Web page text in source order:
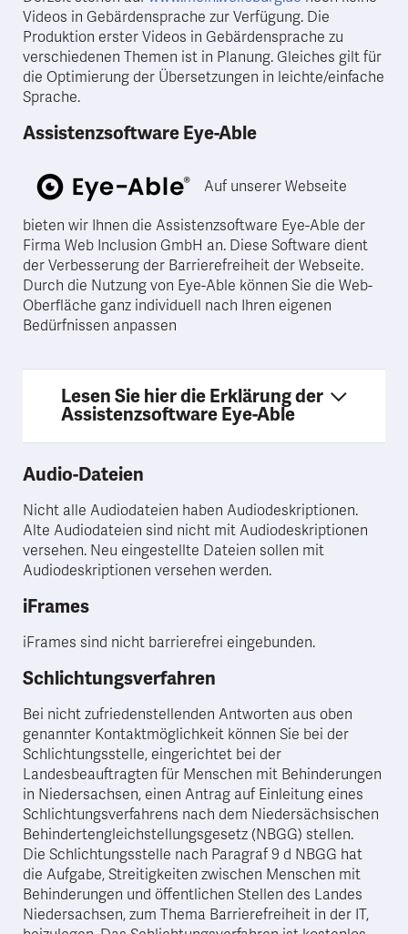
Videos in Gebärdensprache zur Verfügung. Die
Produktion erster Videos in Gebärdensprache zu
verschiedenen Themen ist in Planung. Gleiches gilt für
die Optimierung der Übersetzungen in leichte/einfache
Sprache.
Assistenzsoftware Eye-Able
Auf unserer Webseite
bieten wir Ihnen die Assistenzsoftware Eye-Able der
Firma Web Inclusion GmbH an. Diese Software dient
der Verbesserung der Barrierefreiheit der Webseite.
Durch die Nutzung von Eye-Able können Sie die Web-
Oberfläche ganz individuell nach Ihren eigenen
Bedürfnissen anpassen
Lesen Sie hier die Erklärung der
Assistenzsoftware Eye-Able
Audio-Dateien
Nicht alle Audiodateien haben Audiodeskriptionen.
Alte Audiodateien sind nicht mit Audiodeskriptionen
versehen. Neu eingestellte Dateien sollen mit
Audiodeskriptionen versehen werden.
iFrames
iFrames sind nicht barrierefrei eingebunden.
Schlichtungsverfahren
Bei nicht zufriedenstellenden Antworten aus oben
genannter Kontaktmöglichkeit können Sie bei der
Schlichtungsstelle, eingerichtet bei der
Landesbeauftragten für Menschen mit Behinderungen
in Niedersachsen, einen Antrag auf Einleitung eines
Schlichtungsverfahrens nach dem Niedersächsischen
Behindertengleichstellungsgesetz (NBGG) stellen.
Die Schlichtungsstelle nach Paragraf 9 d NBGG hat
die Aufgabe, Streitigkeiten zwischen Menschen mit
Behinderungen und öffentlichen Stellen des Landes
Niedersachsen, zum Thema Barrierefreiheit in der IT,